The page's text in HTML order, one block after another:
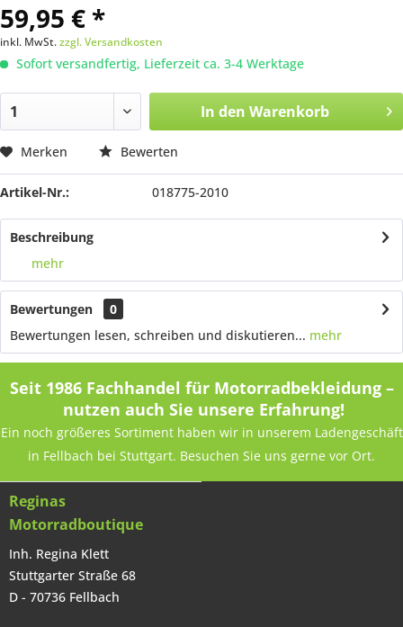
59,95 € *
inkl. MwSt.zzgl. Versandkosten
Sofort versandfertig, Lieferzeit ca. 3-4 Werktage
In den Warenkorb
Merken Bewerten
Artikel-Nr.: 018775-2010
Beschreibung
mehr
Bewertungen
0
Bewertungen lesen, schreiben und diskutieren... mehr
Seit 1986 Fachhandel für Motorradbekleidung –
nutzen auch Sie unsere Erfahrung!
Ein noch größeres Sortiment haben wir in unserem Ladengeschäft
in Fellbach bei Stuttgart. Besuchen Sie uns gerne vor Ort.
Reginas
Motorradboutique
Inh. Regina Klett
Stuttgarter Straße 68
D - 70736 Fellbach